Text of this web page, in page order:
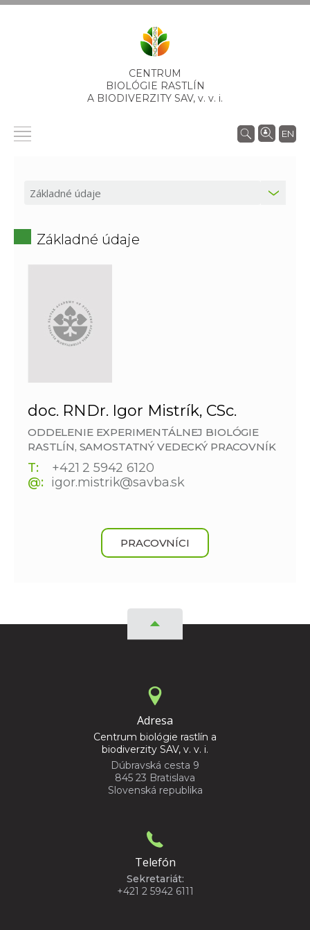
CENTRUM
BIOLÓGIE RASTLÍN
A BIODIVERZITY SAV, v. v. i.
EN
Základné údaje
doc. RNDr. Igor Mistrík, CSc.
ODDELENIE EXPERIMENTÁLNEJ BIOLÓGIE
RASTLÍN, SAMOSTATNÝ VEDECKÝ PRACOVNÍK
T:
+421 2 5942 6120
@: igor.mistrik@savba.sk
PRACOVNÍCI
Adresa
Centrum biológie rastlín a
biodiverzity SAV, v. v. i.
Dúbravská cesta 9
845 23 Bratislava
Slovenská republika
Telefón
Sekretariát:
+421 2 5942 6111